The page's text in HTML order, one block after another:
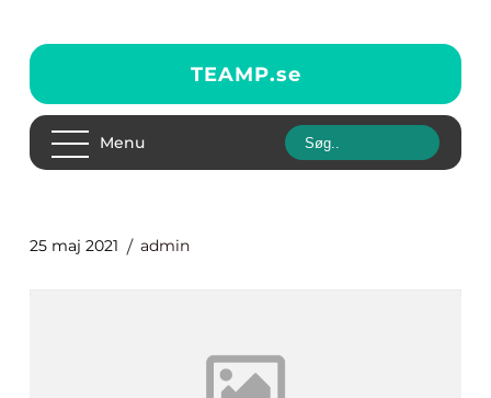
TEAMP.se
Menu
25 maj 2021 admin